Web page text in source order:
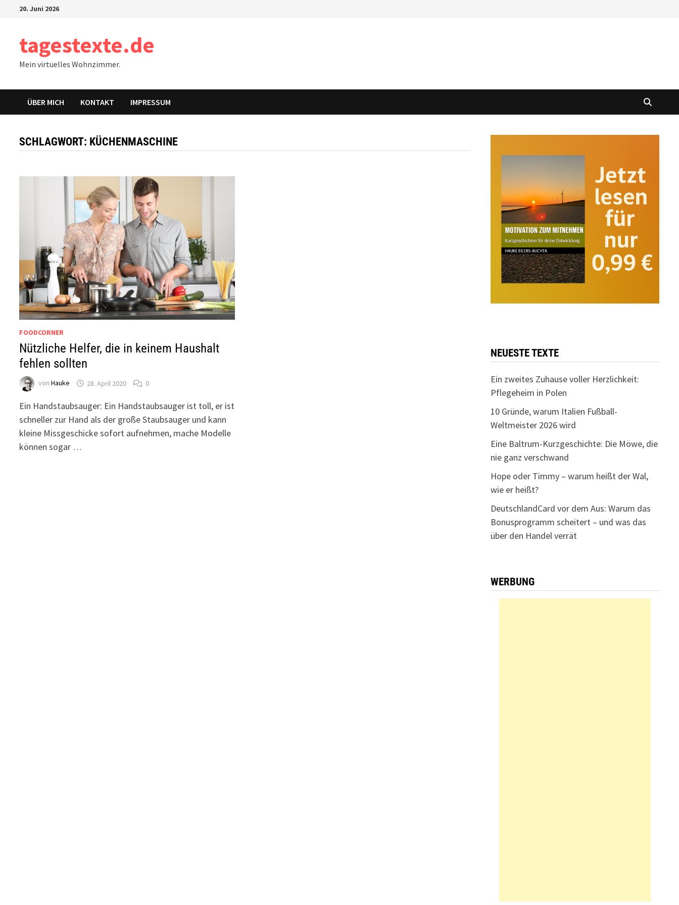
20. Juni 2026
tagestexte.de
Mein virtuelles Wohnzimmer.
ÜBER MICH KONTAKT IMPRESSUM
SCHLAGWORT: KÜCHENMASCHINE
FOODCORNER
Nützliche Helfer, die in keinem Haushalt
fehlen sollten
vonHauke 28. April 2020 0
Ein Handstaubsauger: Ein Handstaubsauger ist toll, er ist
schneller zur Hand als der große Staubsauger und kann
kleine Missgeschicke sofort aufnehmen, mache Modelle
können sogar …
NEUESTE TEXTE
Ein zweites Zuhause voller Herzlichkeit:
Pflegeheim in Polen
10 Gründe, warum Italien Fußball-
Weltmeister 2026 wird
Eine Baltrum-Kurzgeschichte: Die Möwe, die
nie ganz verschwand
Hope oder Timmy – warum heißt der Wal,
wie er heißt?
DeutschlandCard vor dem Aus: Warum das
Bonusprogramm scheitert – und was das
über den Handel verrät
WERBUNG